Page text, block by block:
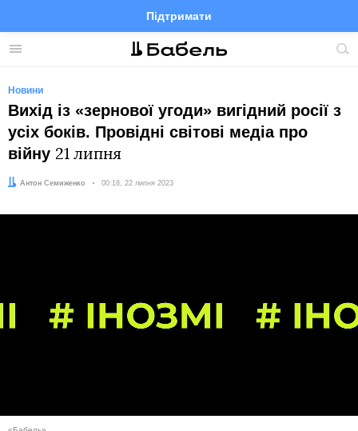
Меню
Підтримати
FacebookTelegramTwitter
Новини
Вихід із «зернової угоди» вигідний росії з
усіх боків. Провідні світові медіа про
війну 21 липня
Автор:
Антон Семиженко Дата:
00:18, 22 липня 2023